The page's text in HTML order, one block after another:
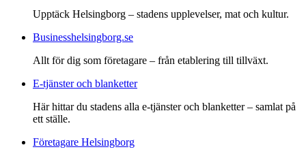
Upptäck Helsingborg – stadens upplevelser, mat och kultur.
Businesshelsingborg.se
Allt för dig som företagare – från etablering till tillväxt.
E-tjänster och blanketter
Här hittar du stadens alla e-tjänster och blanketter – samlat på
ett ställe.
Företagare Helsingborg